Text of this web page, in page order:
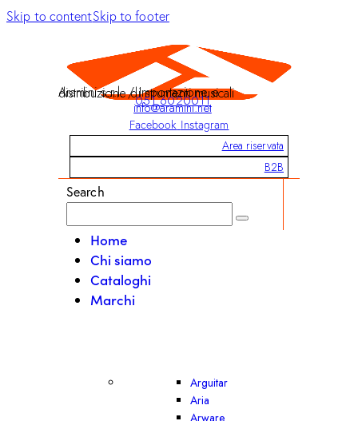
Skip to contentSkip to footer
Aramini s.r.l. / Importazione e distribuzione di strumenti musicali
051 6020011
info@aramini.net
Facebook Instagram
Area riservata
B2B
Search
Home
Chi siamo
Cataloghi
Marchi
Arguitar
Aria